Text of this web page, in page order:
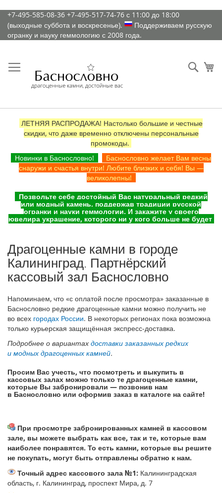
К
содержимому
+7-495-585-08-36 +7-495-517-74-76 с 11:00 до 18:00
(выходные суббота и воскресенье).
Поддерживаем русскую
огранку и науку геммологию с 2008 года.
ЛЕТНЯЯ РАСПРОДАЖА! Настолько большие и честные
скидки, что даже временно отключены персональные
промокоды.
Новинки в Баснословно!
Баснословно желает Вам весны
снаружи и счастья внутри! Любите близких и себя! Вы —
великолепны!
Позвольте себе достойный Вас натуральный редкий
или модный камень, поддержав традиции русской
огранки и науки геммологии. И закажите у своего
ювелира украшение, которого ни у кого больше не будет
Драгоценные камни в городе
Калининград. Партнёрский
кассовый зал Баснословно
Напоминаем, что «с оплатой после просмотра» заказанные в
Баснословно редкие драгоценные камни можно получить не
во всех городах России. В некоторых регионах пока возможна
только курьерская защищённая экспресс-доставка.
Подробнее о вариантах доставки заказанных редких
и модных драгоценных камней.
Просим Вас учесть, что посмотреть и выкупить в
кассовых залах можно только те драгоценные камни,
которые Вы забронировали — позвонив нам
в Баснословно или оформив заказ в каталоге на сайте!
При просмотре забронированных камней в кассовом
зале, вы можете выбрать как все, так и те, которые вам
наиболее понравятся. То есть камни, которые вы решите
не покупать, могут быть отправлены обратно к нам.
Точный адрес кассового зала №1: Калининградская
область, г. Калининград, проспект Мира, д. 7